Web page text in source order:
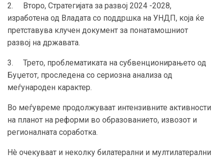
2. Второ, Стратегијата за развој 2024 -2028,
изработена од Владата со поддршка на УНДП, која ќе
претставува клучен документ за понатамошниот
развој на државата.
3. Трето, проблематиката на субвенционирањето од
Буџетот, проследена со сериозна анализа од
меѓународен карактер.
Во меѓувреме продолжуваат интензивните активности
на планот на реформи во образованието, извозот и
регионалната соработка.
Нè очекуваат и неколку билатерални и мултилатерални